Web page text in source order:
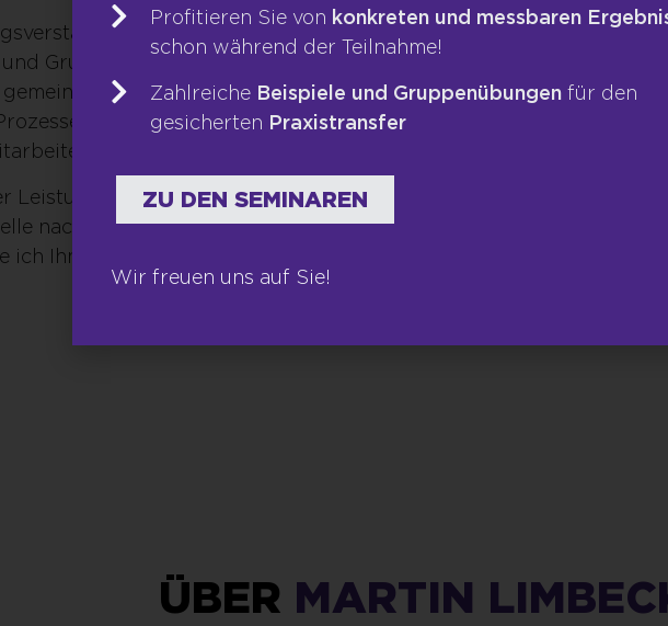
besteht Leadership auch und vor allem darin,
Gruppenprozesse zu steuern, um eben diese Sach-,
im Team inklusive der Führungskraft zu erreichen.
ist nur möglich, wenn Führungskräfte nicht nur
führen.
Leistungs- und Mitarbeiterorientierung sind gut geeignet,
nach ihrem Grundverständnis und ihrer Wirkung zu
ich Ihnen die verschiedenen Führungsstile vor!
ÜBER MARTIN
Profitieren Sie von konkreten und messbaren
schon während der Teilnahme!
Zahlreiche Beispiele und Gruppenübungen für den
gesicherten Praxistransfer
ZU DEN SEMINAREN
Wir freuen uns auf Sie!